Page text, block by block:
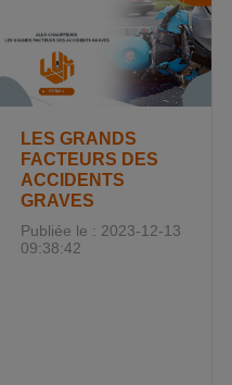
LES GRANDS
FACTEURS DES
ACCIDENTS
GRAVES
Publiée le : 2023-12-13
09:38:42